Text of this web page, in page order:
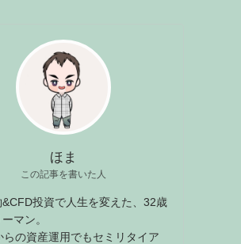
ほま
この記事を書いた人
投資で人生を変えた、32歳
マン。
らの資産運用でもセミリタイア